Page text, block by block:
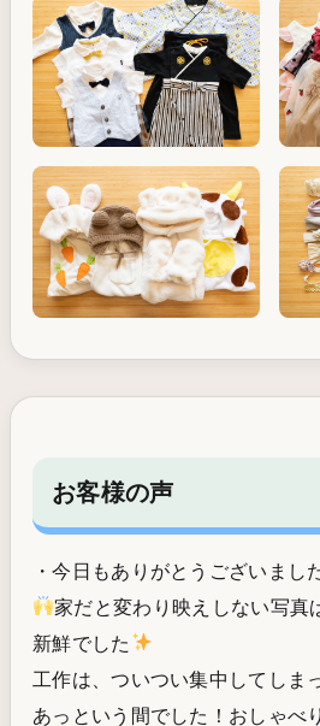
お客様の声
・今日もありがとうございまし
家だと変わり映えしない写真
新鮮でした
工作は、ついつい集中してしま
あっという間でした！おしゃべ